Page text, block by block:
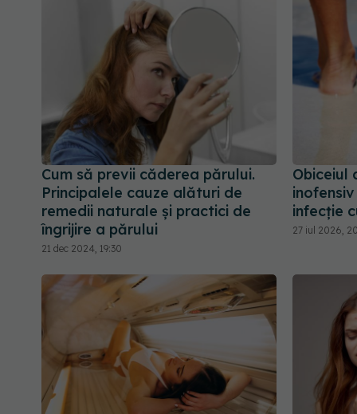
Cum să previi căderea părului.
Principalele cauze alături de
remedii naturale și practici de
îngrijire a părului
21 dec 2024, 19:30
Obiceiul
infecție
27 iul 2026,